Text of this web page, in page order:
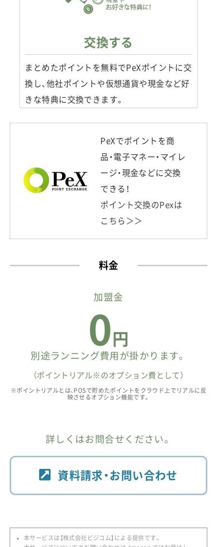
交換する
まとめたポイントを無料でPeXポイントに交
換し、他社ポイントや仮想通貨や現金など好
きな特典に交換できます。
PeXでポイントを商
品・電子マネー・マイレ
ージ・現金などに交換
できる！
ポイント交換のPexは
こちら＞＞
料金
加盟金
0 円
別途ランニング費用が掛かります。
（ポイントリアル※のオプション費として）
※ポイントリアルとは、POSで貯めたポイントをクラウド上でリアルに反
映させるオプション機能です。
詳しくはお問合せください。
資料請求・お問い合わせ
本サービスは【株式会社ビジコム】による提供です。